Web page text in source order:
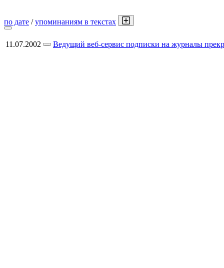
по дате /упоминаниям в текстах
11.07.2002 Ведущий веб-сервис подписки на журналы